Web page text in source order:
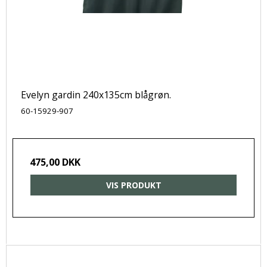
Evelyn gardin 240x135cm blågrøn.
60-15929-907
475,00 DKK
VIS PRODUKT